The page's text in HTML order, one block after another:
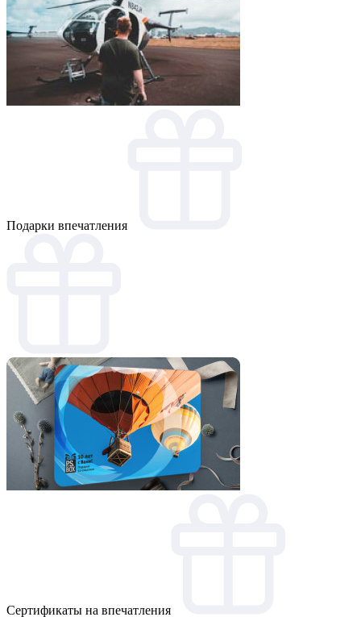
Подарки впечатления
Cертификаты на впечатления